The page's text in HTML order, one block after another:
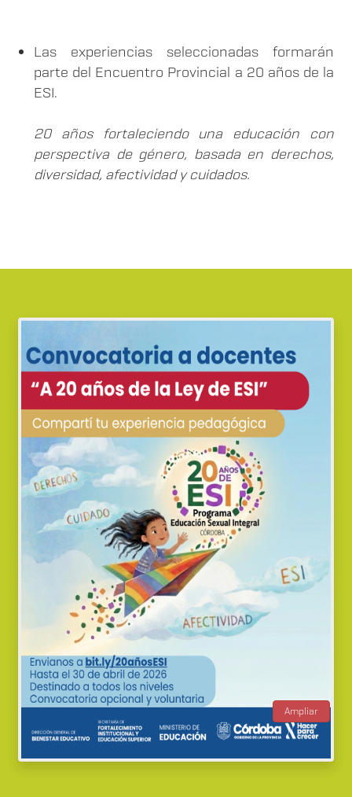
Las experiencias seleccionadas formarán
parte del Encuentro Provincial a 20 años de la
ESI.
20 años fortaleciendo una educación con
perspectiva de género, basada en derechos,
diversidad, afectividad y cuidados.
Ampliar